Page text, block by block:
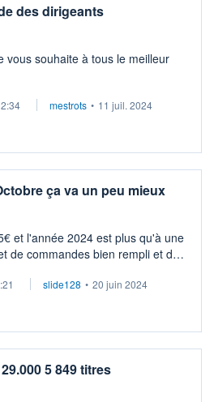
des dirigeants
vous souhaite à tous le meilleur
mestrots • 11 juil. 2024
ça va un peu mieux
et l'année 2024 est plus qu'à une
de commandes bien rempli et de
slide128 • 20 juin 2024
5 849 titres